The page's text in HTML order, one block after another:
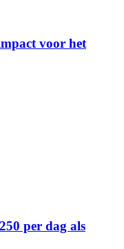
voor het
per dag als